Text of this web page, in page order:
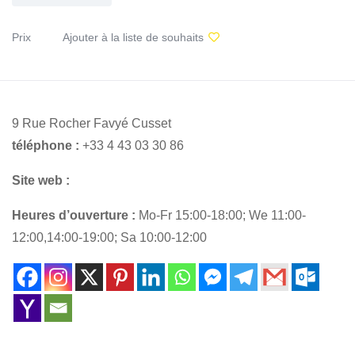
Prix Ajouter à la liste de souhaits
9 Rue Rocher Favyé Cusset
téléphone : +33 4 43 03 30 86
Site web :
Heures d’ouverture : Mo-Fr 15:00-18:00; We 11:00-
12:00,14:00-19:00; Sa 10:00-12:00